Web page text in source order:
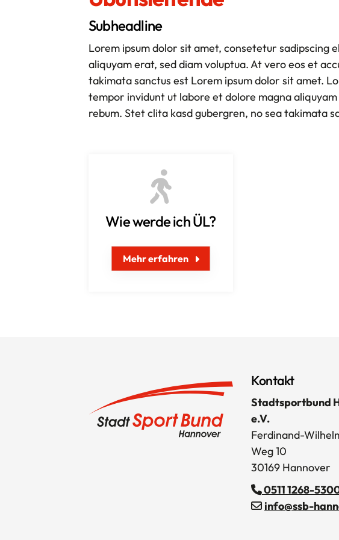
Subheadline
Lorem ipsum dolor sit amet, consetetur sadipscing
aliquyam erat, sed diam voluptua. At vero eos et
takimata sanctus est Lorem ipsum dolor sit amet.
tempor invidunt ut labore et dolore magna
rebum. Stet clita kasd gubergren, no sea takimata
Wie werde ich ÜL?
Mehr erfahren
Kontakt
Stadtsportbund
e.V.
Ferdinand-
Weg 10
30169 Hannover
0511 1268-
info@ssb-
Ferdinand-Wilhelm-Fricke-Weg 10
30169 Hannover
0511 1268-5300
info@ssb-hannover.de